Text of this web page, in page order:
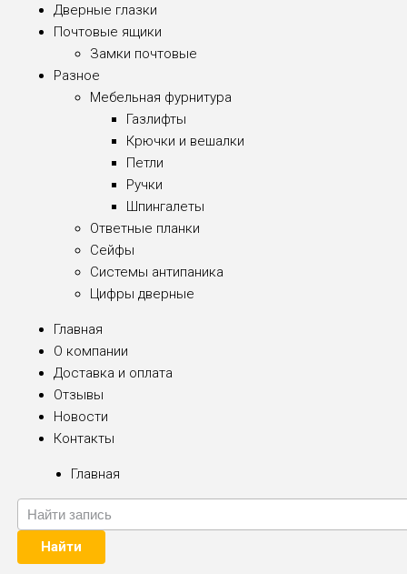
Дверные глазки
Почтовые ящики
Замки почтовые
Разное
Мебельная фурнитура
Газлифты
Крючки и вешалки
Петли
Ручки
Шпингалеты
Ответные планки
Сейфы
Системы антипаника
Цифры дверные
Главная
О компании
Доставка и оплата
Отзывы
Новости
Контакты
Главная
Найти